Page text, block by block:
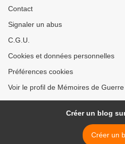
Contact
Signaler un abus
C.G.U.
Cookies et données personnelles
Préférences cookies
Voir le profil de Mémoires de
Créer un blog
Créer un